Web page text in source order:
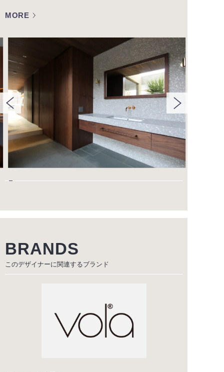
MORE
BRANDS
このデザイナーに関連するブランド